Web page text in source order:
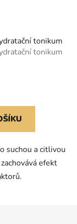
tonikum
tonikum
suchou a citlivou
efekt